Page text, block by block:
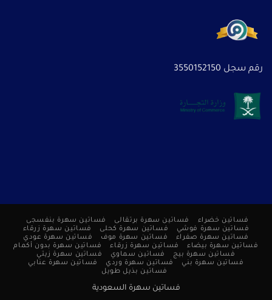
رقم سجل 3550152150
فساتين خضراء فساتين سهرة برتقالى
فساتين سهرة بنفسجى
فساتين سهرة فوشي
فساتين سهرة كحلى
فساتين سهرة زرقاء
فساتين سهرة صفراء
فساتين سهرة موف
فساتين سهرة عودي
فساتين سهرة بيضاء
فساتين سهرة زرقاء
فساتين سهرة بدون أكمام
فساتين سهرة بيج
فساتين سماوي
فساتين سهرة زيتي
فساتين سهرة بني
فساتين سهرة وردي
فساتين سهرة عنابي
فساتين بذيل طويل
فساتين سهرة السعودية